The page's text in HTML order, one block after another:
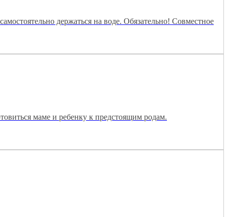
держаться на воде. Обязательно! Совместное
маме и ребенку к предстоящим родам.